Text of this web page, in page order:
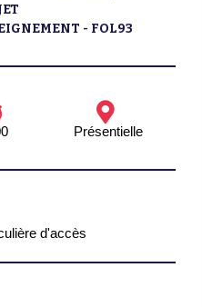
- FOL93
Présentielle
d'accès